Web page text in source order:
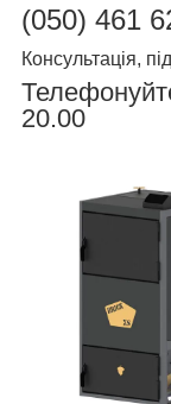
(050) 461
Консультація,
20.00